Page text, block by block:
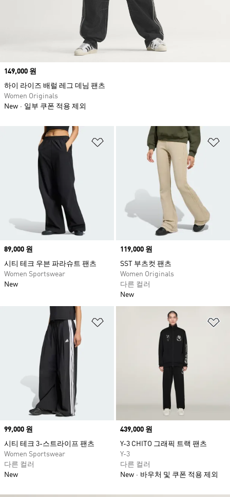
위시리스트 담기
Price
89,000 원
시티 테크 우븐 파라슈트 팬츠
Women Sportswear
New
Price
119,000 원
SST 부츠컷 팬츠
Women Originals
다른 컬러
New
Price
99,000 원
시티 테크 3-스트라이프 팬츠
Women Sportswear
다른 컬러
New
Price
439,000 원
Y-3 CHITO 그래픽 트랙 팬츠
Y-3
다른 컬러
New
바우처 및 쿠폰 적용 제외
Price
149,000 원
하이 라이즈 배럴 레그 데님 팬츠
Women Originals
New
일부 쿠폰 적용 제외